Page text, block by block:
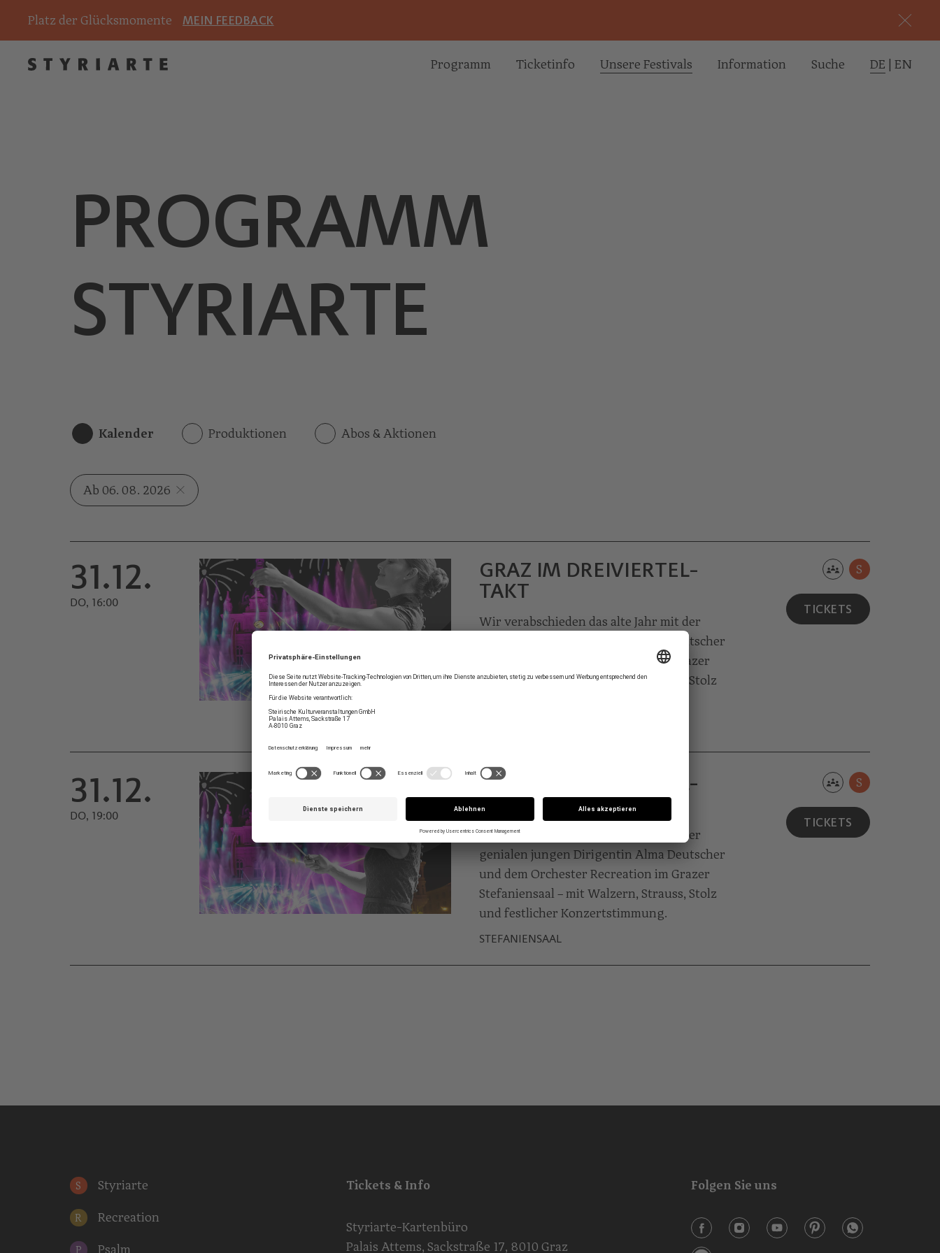
Platz der Glücksmomente MEIN FEEDBACK
Programm Ticketinfo Unsere Festivals Informa­tion Suche DE EN
PROGRAMM
STYRIARTE
Kalender Produktionen Abos & Aktionen
Ab 06. 08. 2026
31.12.
DO, 16:00
GRAZ IM DREIVIERTEL­
TAKT
Wir verabschieden das alte Jahr mit der
genialen jungen Dirigentin Alma Deutscher
und dem Orchester Recreation im Grazer
Stefaniensaal – mit Walzern, Strauss, Stolz
S
TICKETS
31.12.
DO, 19:00
GRAZ IM DREIVIERTEL­
TAKT
Wir verabschieden das alte Jahr mit der
genialen jungen Dirigentin Alma Deutscher
und dem Orchester Recreation im Grazer
Stefaniensaal – mit Walzern, Strauss, Stolz
und festlicher Konzertstimmung.
STEFANIENSAAL
S
TICKETS
S Styriarte
R Recreation
P Psalm
Tickets & Info
Styriarte-Kartenbüro
Palais Attems, Sackstraße 17, 8010 Graz
Folgen Sie uns